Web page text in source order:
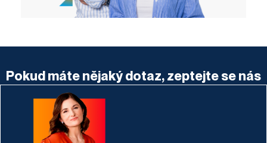
Pokud máte nějaký dotaz, zeptejte se nás